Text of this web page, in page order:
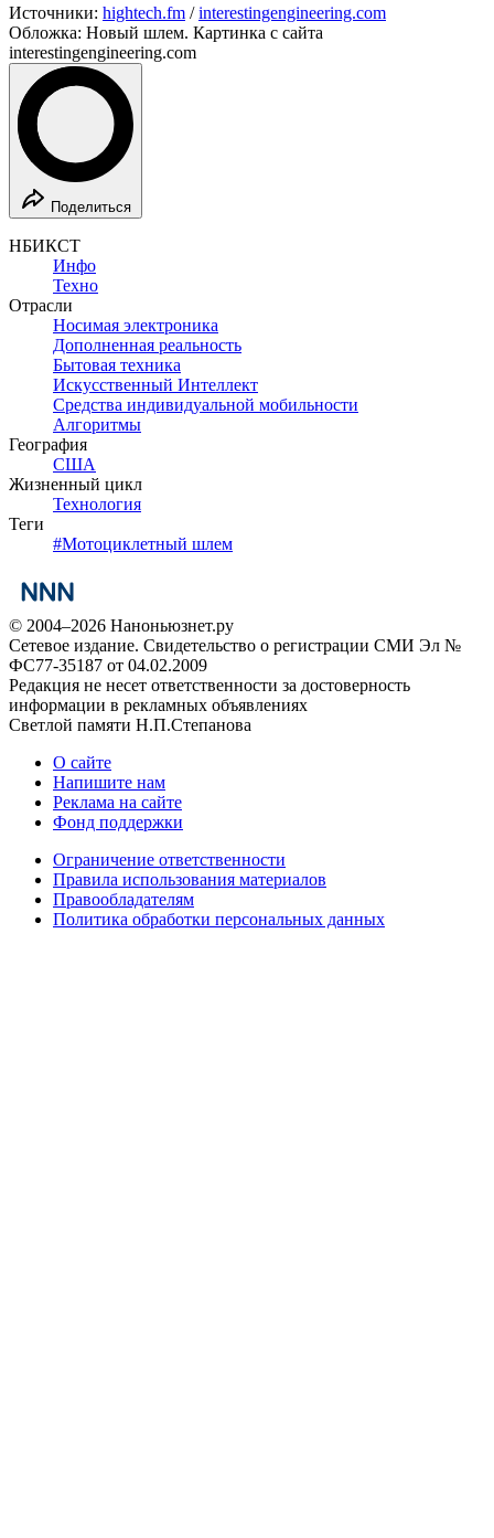
Источники: hightech.fm /interestingengineering.com
Обложка: Новый шлем. Картинка с сайта
interestingengineering.com
Поделиться
НБИКСТ
Инфо
Техно
Отрасли
Носимая электроника
Дополненная реальность
Бытовая техника
Искусственный Интеллект
Средства индивидуальной мобильности
Алгоритмы
География
США
Жизненный цикл
Технология
Теги
#Мотоциклетный шлем
© 2004–2026 Наноньюзнет.ру
Сетевое издание. Свидетельство о регистрации СМИ Эл №
ФС77-35187 от 04.02.2009
Редакция не несет ответственности за достоверность
информации в рекламных объявлениях
Светлой памяти Н.П.Степанова
О сайте
Напишите нам
Реклама на сайте
Фонд поддержки
Ограничение ответственности
Правила использования материалов
Правообладателям
Политика обработки персональных данных